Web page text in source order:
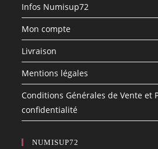
Infos Numisup72
Mon compte
Livraison
Mentions légales
Conditions Générales de Vente et
confidentialité
NUMISUP72